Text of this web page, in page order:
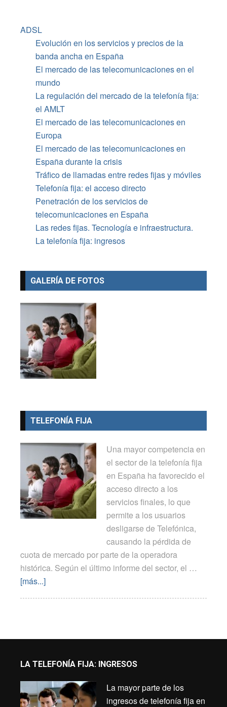
ADSL
Evolución en los servicios y precios de la
banda ancha en España
El mercado de las telecomunicaciones en el
mundo
La regulación del mercado de la telefonía fija:
el AMLT
El mercado de las telecomunicaciones en
Europa
El mercado de las telecomunicaciones en
España durante la crisis
Tráfico de llamadas entre redes fijas y móviles
Telefonía fija: el acceso directo
Penetración de los servicios de
telecomunicaciones en España
Las redes fijas. Tecnología e infraestructura.
La telefonía fija: ingresos
GALERÍA DE FOTOS
TELEFONÍA FIJA
Una mayor competencia en
el sector de la telefonía fija
en España ha favorecido el
acceso directo a los
servicios finales, lo que
permite a los usuarios
desligarse de Telefónica,
causando la pérdida de
cuota de mercado por parte de la operadora
histórica. Según el último informe del sector, el …
[más...]
LA TELEFONÍA FIJA: INGRESOS
La mayor parte de los
ingresos de telefonía fija en